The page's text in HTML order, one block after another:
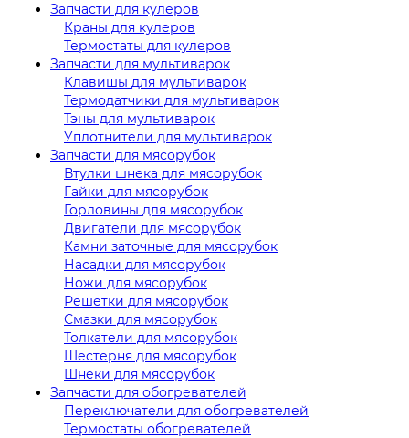
Запчасти для кулеров
Краны для кулеров
Термостаты для кулеров
Запчасти для мультиварок
Клавишы для мультиварок
Термодатчики для мультиварок
Тэны для мультиварок
Уплотнители для мультиварок
Запчасти для мясорубок
Втулки шнека для мясорубок
Гайки для мясорубок
Горловины для мясорубок
Двигатели для мясорубок
Камни заточные для мясорубок
Насадки для мясорубок
Ножи для мясорубок
Решетки для мясорубок
Смазки для мясорубок
Толкатели для мясорубок
Шестерня для мясорубок
Шнеки для мясорубок
Запчасти для обогревателей
Переключатели для обогревателей
Термостаты обогревателей